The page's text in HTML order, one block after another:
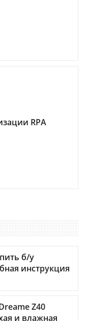
RPA
б/у
инструкция
Z40
и влажная